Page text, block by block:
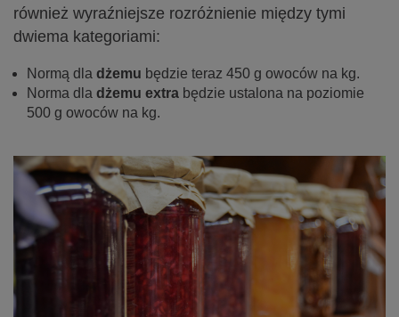
również wyraźniejsze rozróżnienie między tymi
dwiema kategoriami:
Normą dla dżemu będzie teraz 450 g owoców na kg.
Norma dla dżemu extra będzie ustalona na poziomie
500 g owoców na kg.